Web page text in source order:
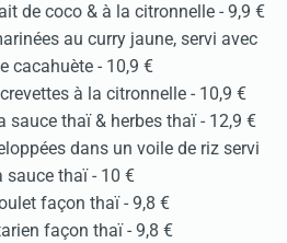
de coco & à la citronnelle - 9,9 €
au curry jaune, servi avec
cacahuète - 10,9 €
à la citronnelle - 10,9 €
sauce thaï & herbes thaï - 12,9 €
dans un voile de riz servi
sauce thaï - 10 €
façon thaï - 9,8 €
façon thaï - 9,8 €